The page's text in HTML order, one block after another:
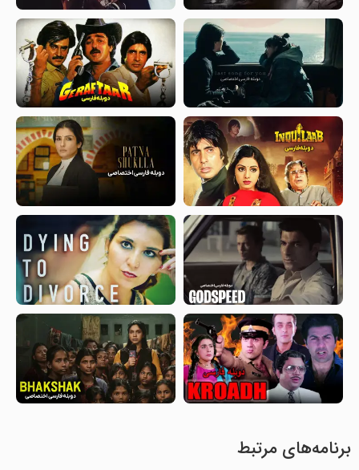
برنامه‌های مرتبط